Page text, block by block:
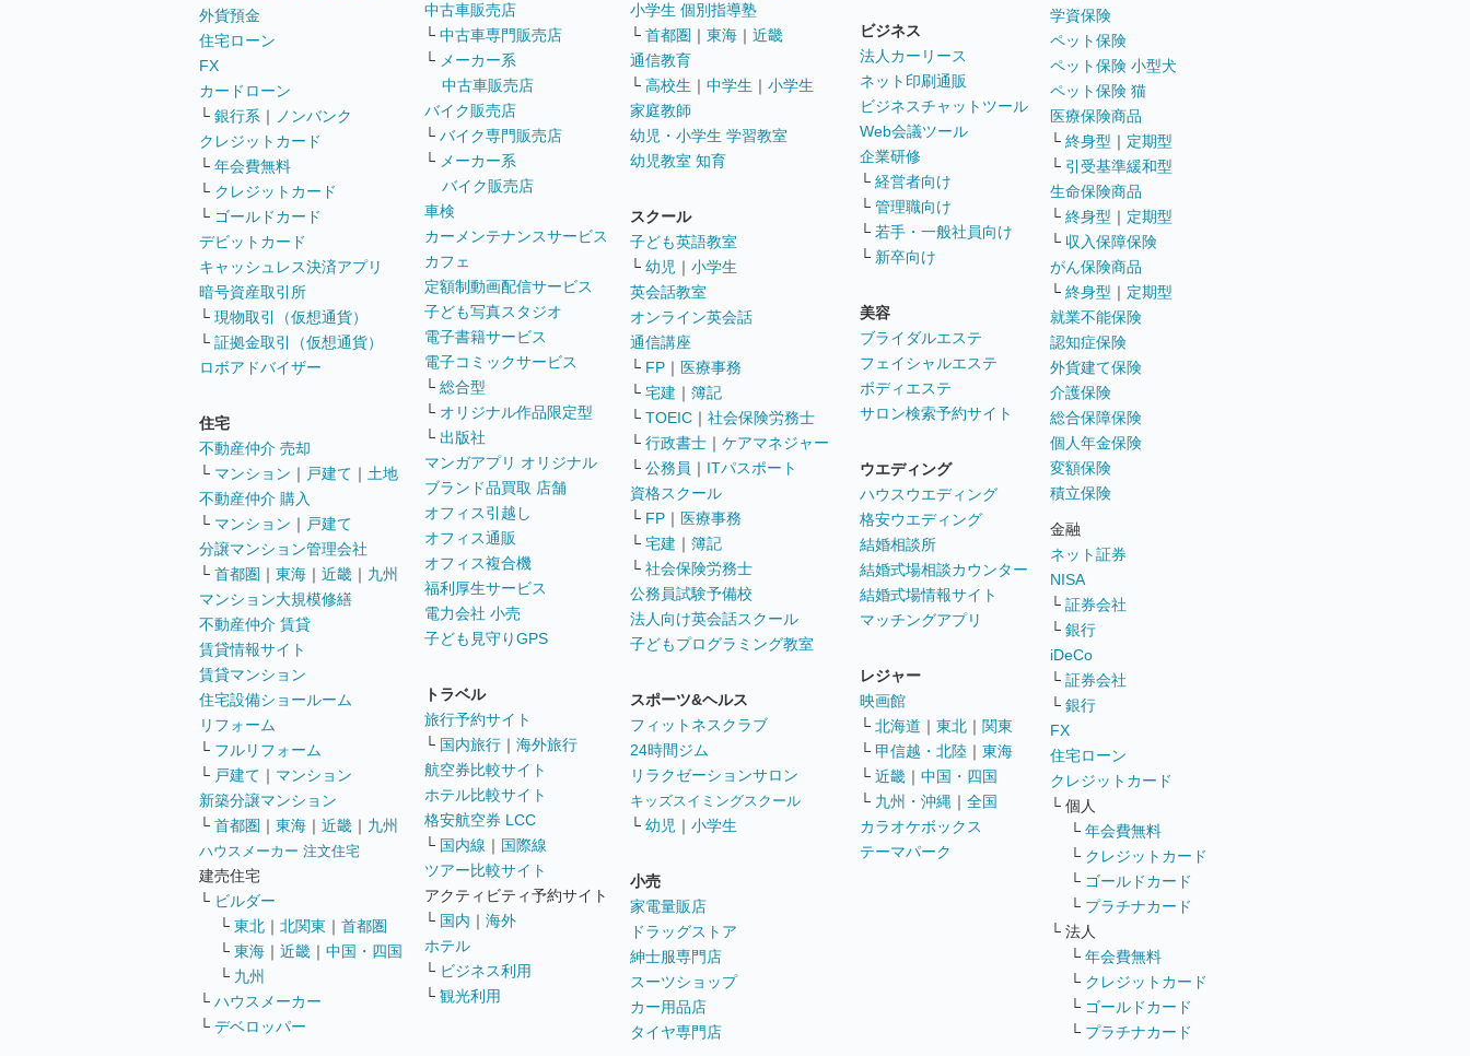
外貨預金
住宅ローン
FX
カードローン
└ 銀行系 ｜
ノンバンク
クレジットカード
└ 年会費無料
└ クレジットカード
└ ゴールドカード
デビットカード
キャッシュレス決済アプリ
暗号資産取引所
└ 現物取引（仮想通貨）
└ 証拠金取引（仮想通貨）
ロボアドバイザー
住宅
不動産仲介 売却
└ マンション ｜ 戸建て ｜ 土地
不動産仲介 購入
└ マンション ｜ 戸建て
分譲マンション管理会社
└ 首都圏 ｜ 東海 ｜ 近畿 ｜ 九州
マンション大規模修繕
不動産仲介 賃貸
賃貸情報サイト
賃貸マンション
住宅設備ショールーム
リフォーム
└ フルリフォーム
└ 戸建て ｜ マンション
新築分譲マンション
└ 首都圏 ｜ 東海 ｜ 近畿 ｜ 九州
ハウスメーカー 注文住宅
建売住宅
└ ビルダー
└ 東北 ｜ 北関東 ｜ 首都圏
└ 東海 ｜ 近畿 ｜ 中国・四国
└ 九州
└ ハウスメーカー
└ デベロッパー
中古車販売店
└ 中古車専門販売店
└ メーカー系
中古車販売店
バイク販売店
└ バイク専門販売店
└ メーカー系
バイク販売店
車検
カーメンテナンスサービス
カフェ
定額制動画配信サービス
子ども写真スタジオ
電子書籍サービス
電子コミックサービス
└ 総合型
└ オリジナル作品限定型
└ 出版社
マンガアプリ オリジナル
ブランド品買取 店舗
オフィス引越し
オフィス通販
オフィス複合機
福利厚生サービス
電力会社 小売
子ども見守りGPS
トラベル
旅行予約サイト
└ 国内旅行 ｜ 海外旅行
航空券比較サイト
ホテル比較サイト
格安航空券 LCC
└ 国内線 ｜ 国際線
ツアー比較サイト
アクティビティ予約サイト
└ 国内 ｜ 海外
ホテル
└ ビジネス利用
└ 観光利用
小学生 個別指導塾
└ 首都圏 ｜ 東海 ｜ 近畿
通信教育
└ 高校生 ｜ 中学生 ｜ 小学生
家庭教師
幼児・小学生 学習教室
幼児教室 知育
スクール
子ども英語教室
└ 幼児 ｜ 小学生
英会話教室
オンライン英会話
通信講座
└ FP ｜ 医療事務
└ 宅建 ｜ 簿記
└ TOEIC ｜ 社会保険労務士
└ 行政書士 ｜ ケアマネジャー
└ 公務員 ｜ ITパスポート
資格スクール
└ FP ｜ 医療事務
└ 宅建 ｜ 簿記
└ 社会保険労務士
公務員試験予備校
法人向け英会話スクール
子どもプログラミング教室
スポーツ&ヘルス
フィットネスクラブ
24時間ジム
リラクゼーションサロン
キッズスイミングスクール
└ 幼児 ｜ 小学生
小売
家電量販店
ドラッグストア
紳士服専門店
スーツショップ
カー用品店
タイヤ専門店
ビジネス
法人カーリース
ネット印刷通販
ビジネスチャットツール
Web会議ツール
企業研修
└ 経営者向け
└ 管理職向け
└ 若手・一般社員向け
└ 新卒向け
美容
ブライダルエステ
フェイシャルエステ
ボディエステ
サロン検索予約サイト
ウエディング
ハウスウエディング
格安ウエディング
結婚相談所
結婚式場相談カウンター
結婚式場情報サイト
マッチングアプリ
レジャー
映画館
└ 北海道 ｜ 東北 ｜ 関東
└ 甲信越・北陸 ｜ 東海
└ 近畿 ｜ 中国・四国
└ 九州・沖縄 ｜ 全国
カラオケボックス
テーマパーク
学資保険
ペット保険
ペット保険 小型犬
ペット保険 猫
医療保険商品
└ 終身型 ｜ 定期型
└ 引受基準緩和型
生命保険商品
└ 終身型 ｜ 定期型
└ 収入保障保険
がん保険商品
└ 終身型 ｜ 定期型
就業不能保険
認知症保険
外貨建て保険
介護保険
総合保障保険
個人年金保険
変額保険
積立保険
金融
ネット証券
NISA
└ 証券会社
└ 銀行
iDeCo
└ 証券会社
└ 銀行
FX
住宅ローン
クレジットカード
└ 個人
└ 年会費無料
└ クレジットカード
└ ゴールドカード
└ プラチナカード
└ 法人
└ 年会費無料
└ クレジットカード
└ ゴールドカード
└ プラチナカード